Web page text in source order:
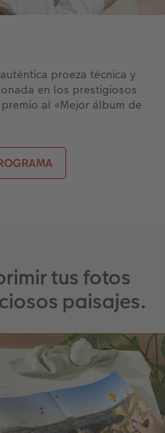
proeza técnica y
en los prestigiosos
al «Mejor álbum de
tus fotos
paisajes.